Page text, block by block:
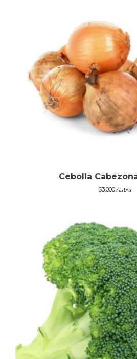
Cebolla
$3,000/ Libra